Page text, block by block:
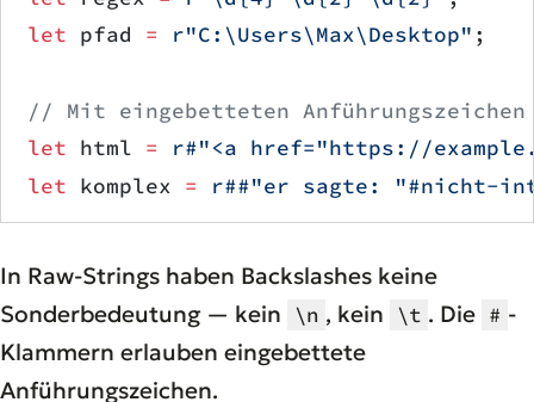
let pfad = r"C:\Users\Max\Desktop" ;
// Mit eingebetteten
let html = r#"<a href="https://
let komplex = r##"er sagte: "#nicht-
In Raw-Strings haben Backslashes keine
Sonderbedeutung — kein \n , kein \t . Die # -
Klammern erlauben eingebettete
Anführungszeichen.